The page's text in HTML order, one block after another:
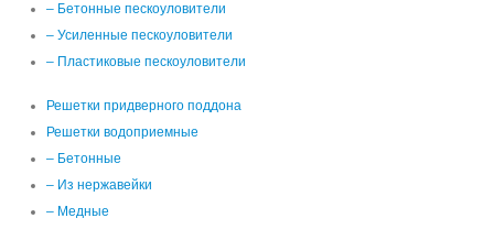
– Бетонные пескоуловители
– Усиленные пескоуловители
– Пластиковые пескоуловители
Решетки придверного поддона
Решетки водоприемные
– Бетонные
– Из нержавейки
– Медные